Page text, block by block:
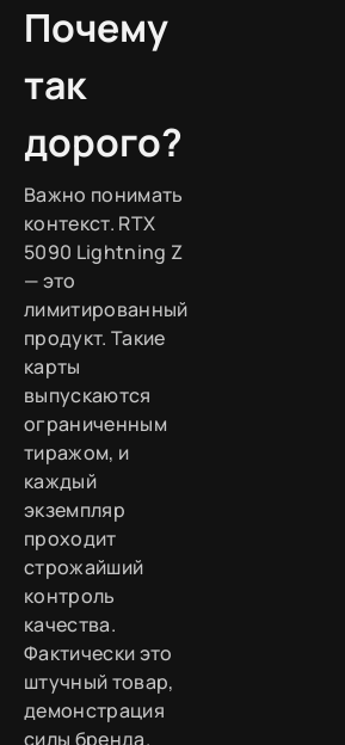
Почему
так
дорого?
Важно понимать
контекст. RTX
5090 Lightning Z
— это
лимитированный
продукт. Такие
карты
выпускаются
ограниченным
тиражом, и
каждый
экземпляр
проходит
строжайший
контроль
качества.
Фактически это
штучный товар,
демонстрация
силы бренда.